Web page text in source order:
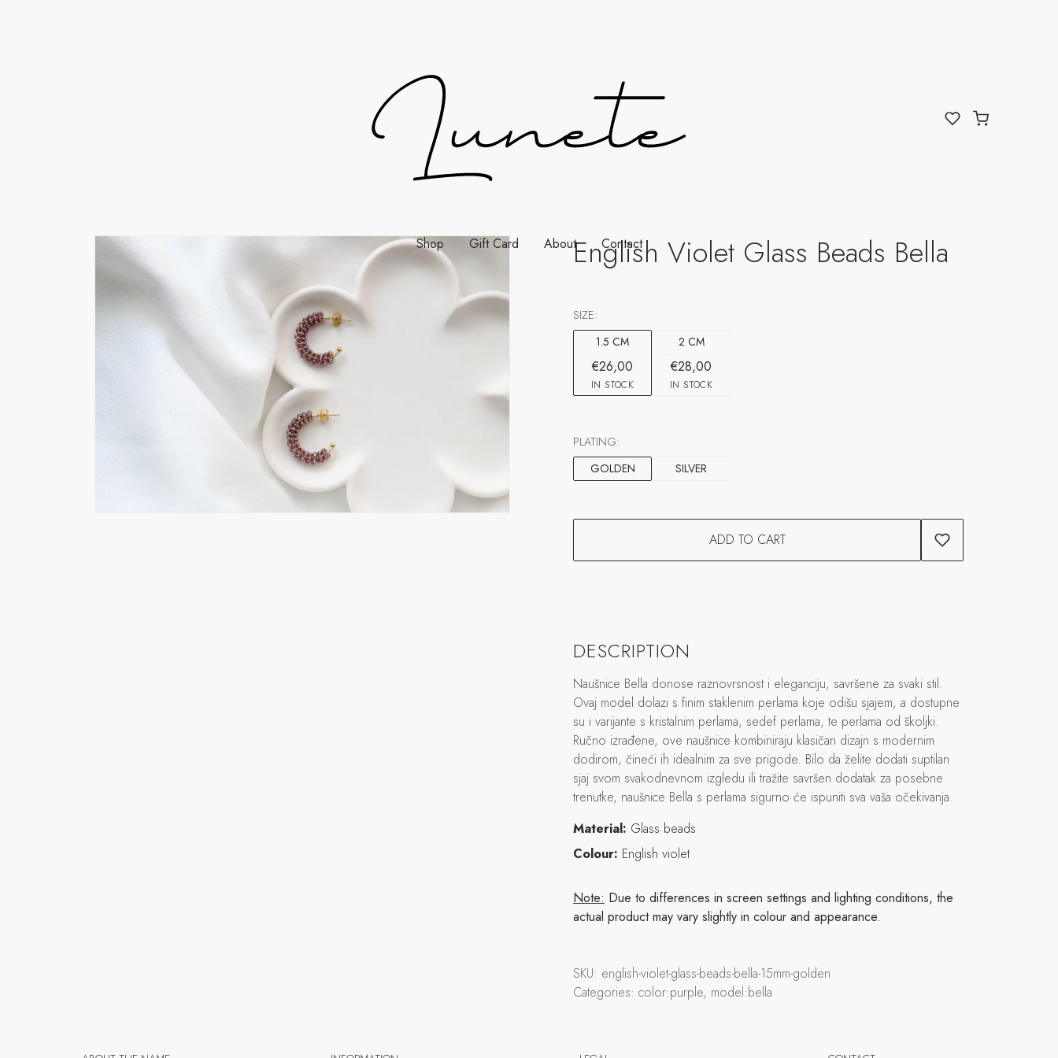
Shop Gift Card About Contact
English Violet Glass Beads Bella
SIZE:
1.5 CM
€26,00
IN STOCK
2 CM
€28,00
IN STOCK
PLATING:
GOLDEN
SILVER
ADD TO CART
DESCRIPTION
Naušnice Bella donose raznovrsnost i eleganciju, savršene za svaki stil.
Ovaj model dolazi s finim staklenim perlama koje odišu sjajem, a dostupne
su i varijante s kristalnim perlama, sedef perlama, te perlama od školjki.
Ručno izrađene, ove naušnice kombiniraju klasičan dizajn s modernim
dodirom, čineći ih idealnim za sve prigode. Bilo da želite dodati suptilan
sjaj svom svakodnevnom izgledu ili tražite savršen dodatak za posebne
trenutke, naušnice Bella s perlama sigurno će ispuniti sva vaša očekivanja.
Material: Glass beads
Colour: English violet
Note: Due to differences in screen settings and lighting conditions, the
actual product may vary slightly in colour and appearance.
SKU: english-violet-glass-beads-bella-15mm-golden
Categories: color:purple, model:bella